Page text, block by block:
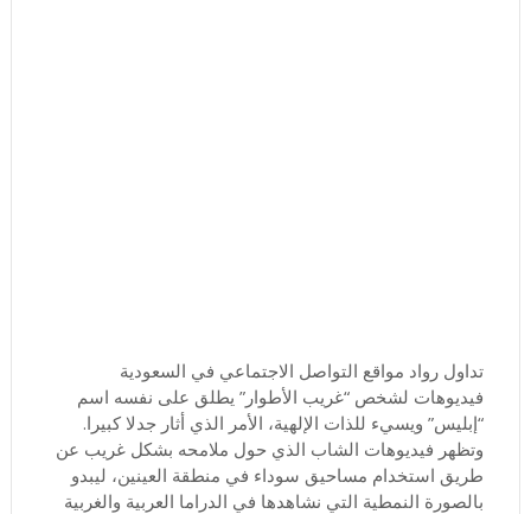
تداول رواد مواقع التواصل الاجتماعي في السعودية
فيديوهات لشخص “غريب الأطوار” يطلق على نفسه اسم
“إبليس” ويسيء للذات الإلهية، الأمر الذي أثار جدلا كبيرا.
وتظهر فيديوهات الشاب الذي حول ملامحه بشكل غريب عن
طريق استخدام مساحيق سوداء في منطقة العينين، ليبدو
بالصورة النمطية التي نشاهدها في الدراما العربية والغربية